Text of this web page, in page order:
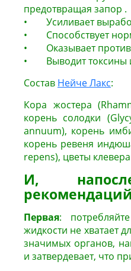
предотвращая запор .
• Усиливает
• Способствует
• Оказывает
• Выводит токсины
Состав Нейче Лакс:
Кора жостера
корень солодки
annuum), корень
корень ревеня
repens), цветы
И,
рекомендаций
Первая:
жидкости не хватает
значимых органов,
и затвердевает, что